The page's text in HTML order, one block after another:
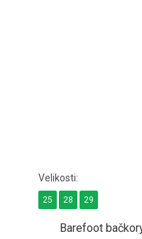
Barefoot
25 28 29